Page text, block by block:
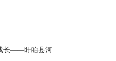
长——盱眙县河